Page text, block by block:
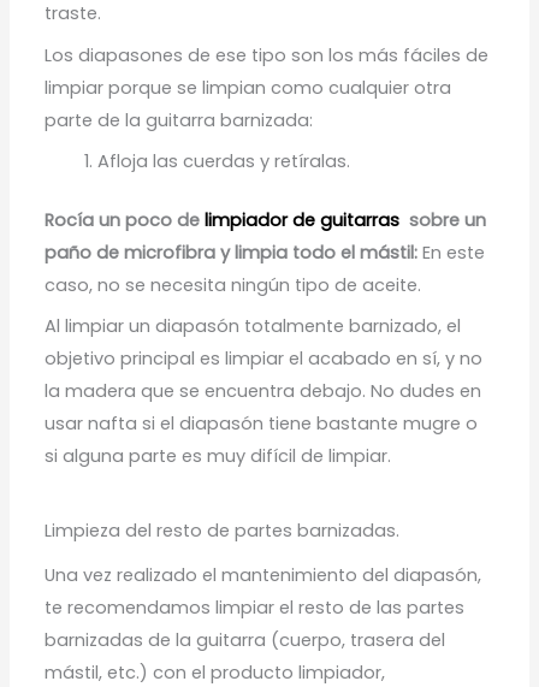
traste.
Los diapasones de ese tipo son los más fáciles de
limpiar porque se limpian como cualquier otra
parte de la guitarra barnizada:
Afloja las cuerdas y retíralas.
Rocía un poco delimpiador de guitarras sobre un
paño de microfibra y limpia todo el mástil: En este
caso, no se necesita ningún tipo de aceite.
Al limpiar un diapasón totalmente barnizado, el
objetivo principal es limpiar el acabado en sí, y no
la madera que se encuentra debajo. No dudes en
usar nafta si el diapasón tiene bastante mugre o
si alguna parte es muy difícil de limpiar.
Limpieza del resto de partes barnizadas.
Una vez realizado el mantenimiento del diapasón,
te recomendamos limpiar el resto de las partes
barnizadas de la guitarra (cuerpo, trasera del
mástil, etc.) con el producto limpiador,